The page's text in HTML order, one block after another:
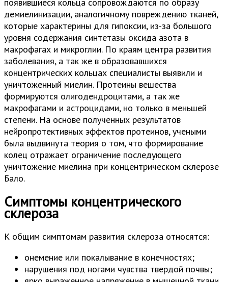
появившиеся кольца сопровождаются по образу
демиелинизации, аналогичному повреждению тканей,
которые характерины для гипоксии, из-за большого
уровня содержания синтетазы оксида азота в
макрофагах и микроглии. По краям центра развития
заболевания, а так же в образовавшихся
концентрических кольцах специалисты выявили и
уничтоженный миелин. Протеины вешества
формируются олигодендроцитами, а так же
макрофагами и астроцидами, но только в меньшей
степени. На основе полученных результатов
нейропротективных эффектов протеинов, учеными
была выдвинута теория о том, что формирование
колец отражает ограничение последующего
уничтожение миелина при концентрическом склерозе
Бало.
Симптомы концентрического
склероза
К общим симптомам развития склероза относятся:
онемение или покалывание в конечностях;
нарушения под ногами чувства твердой почвы;